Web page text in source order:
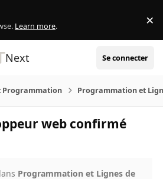
Learn more. ×
Next Se connecter
Programmation Programmation et
web confirmé
Programmation et Lignes de